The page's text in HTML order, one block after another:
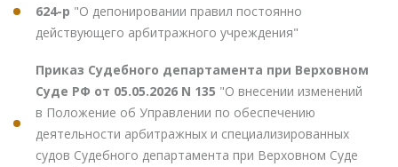
624-р "О депонировании правил постоянно
действующего арбитражного учреждения"
Приказ Судебного департамента при Верховном
Суде РФ от 05.05.2026 N 135 "О внесении изменений
в Положение об Управлении по обеспечению
деятельности арбитражных и специализированных
судов Судебного департамента при Верховном Суде